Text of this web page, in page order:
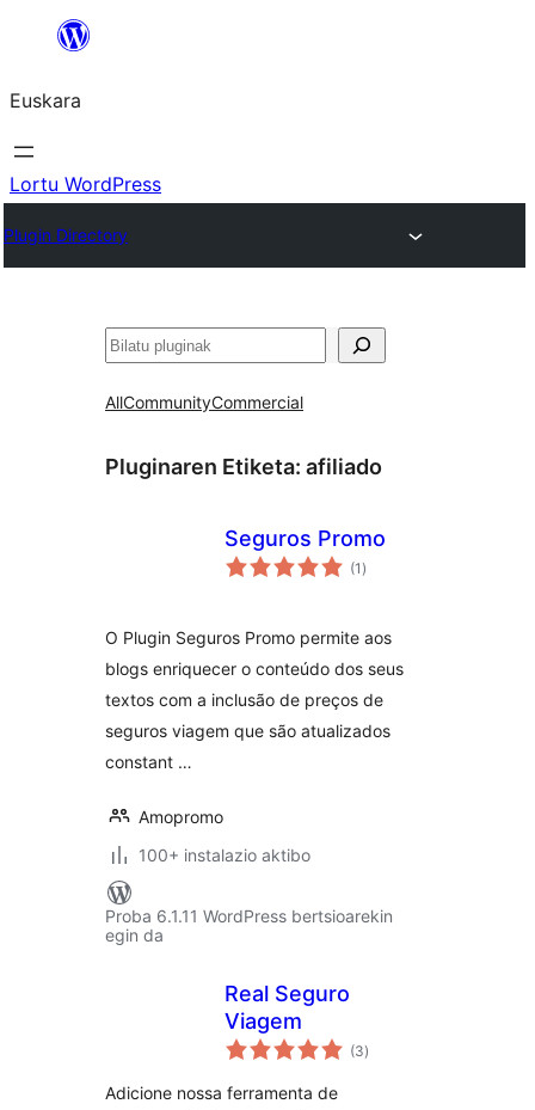
Euskara
Lortu WordPress
Plugin Directory
Bilatu
AllCommunityCommercial
Pluginaren Etiketa: afiliado
Seguros Promo
(1 balorazioak
)
O Plugin Seguros Promo permite aos
blogs enriquecer o conteúdo dos seus
textos com a inclusão de preços de
seguros viagem que são atualizados
constant …
Amopromo
100+ instalazio aktibo
Proba 6.1.11 WordPress bertsioarekin
egin da
Real Seguro
Viagem
(3balorazioak
)
Adicione nossa ferramenta de